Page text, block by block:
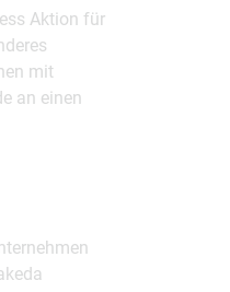
Aktion für
mit
an einen